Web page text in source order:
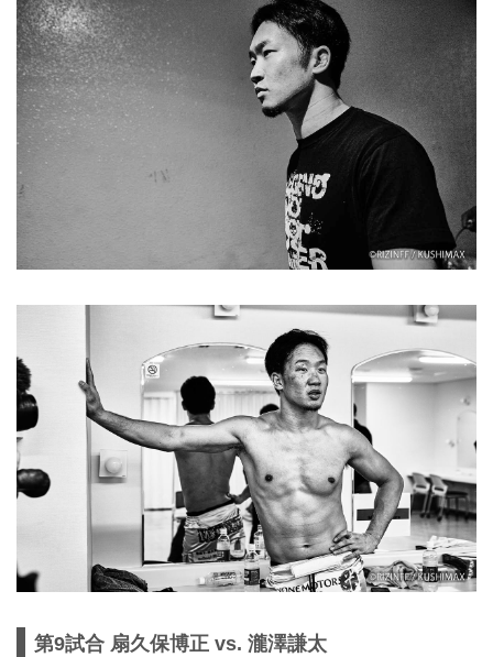
第9試合 扇久保博正 vs. 瀧澤謙太